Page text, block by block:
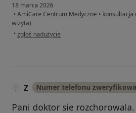
18 marca 2026
• AmiCare Centrum Medyczne • konsultacja
wizyta)
• w opinii użytkownika Nn
zgłoś nadużycie
Z Numer telefonu
Pani doktor sie